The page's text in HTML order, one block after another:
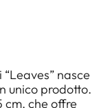
nasce
unico prodotto.
cm, che offre